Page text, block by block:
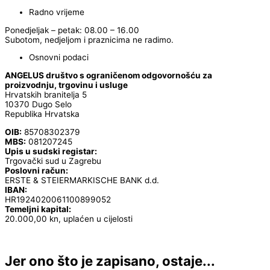
Radno vrijeme
Ponedjeljak – petak: 08.00 – 16.00
Subotom, nedjeljom i praznicima ne radimo.
Osnovni podaci
ANGELUS društvo s ograničenom odgovornošću za
proizvodnju, trgovinu i usluge
Hrvatskih branitelja 5
10370 Dugo Selo
Republika Hrvatska
OIB: 85708302379
MBS: 081207245
Upis u sudski registar:
Trgovački sud u Zagrebu
Poslovni račun:
ERSTE & STEIERMARKISCHE BANK d.d.
IBAN:
HR1924020061100899052
Temeljni kapital:
20.000,00 kn, uplaćen u cijelosti
Jer ono što je zapisano, ostaje...